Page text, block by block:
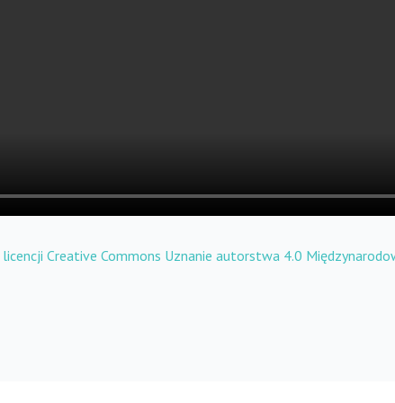
licencji Creative Commons Uznanie autorstwa 4.0